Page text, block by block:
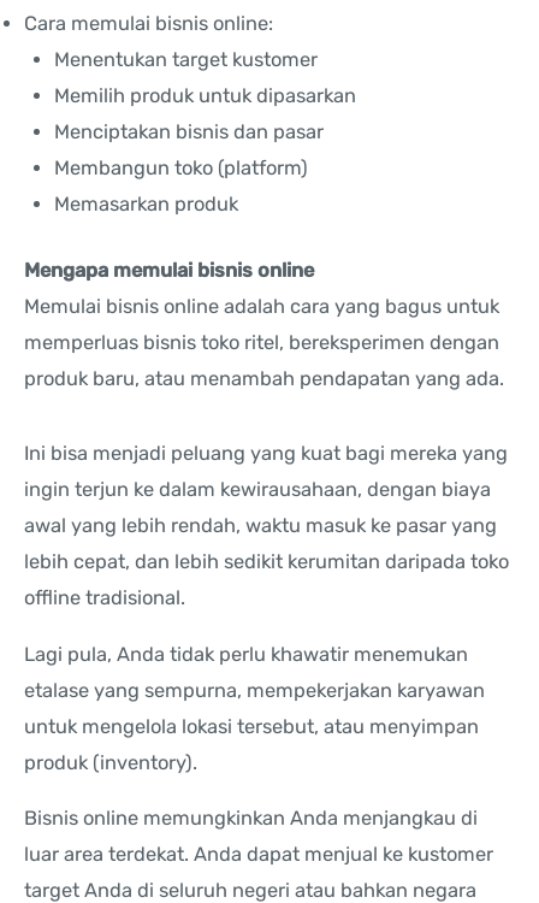
Cara memulai bisnis online:
Menentukan target kustomer
Memilih produk untuk dipasarkan
Menciptakan bisnis dan pasar
Membangun toko (platform)
Memasarkan produk
Mengapa memulai bisnis online
Memulai bisnis online adalah cara yang bagus untuk
memperluas bisnis toko ritel, bereksperimen dengan
produk baru, atau menambah pendapatan yang ada.
Ini bisa menjadi peluang yang kuat bagi mereka yang
ingin terjun ke dalam kewirausahaan, dengan biaya
awal yang lebih rendah, waktu masuk ke pasar yang
lebih cepat, dan lebih sedikit kerumitan daripada toko
offline tradisional.
Lagi pula, Anda tidak perlu khawatir menemukan
etalase yang sempurna, mempekerjakan karyawan
untuk mengelola lokasi tersebut, atau menyimpan
produk (inventory).
Bisnis online memungkinkan Anda menjangkau di
luar area terdekat. Anda dapat menjual ke kustomer
target Anda di seluruh negeri atau bahkan negara